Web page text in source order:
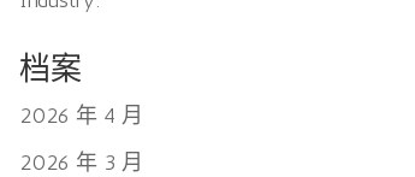
档案
2026 年 4 月
2026 年 3 月